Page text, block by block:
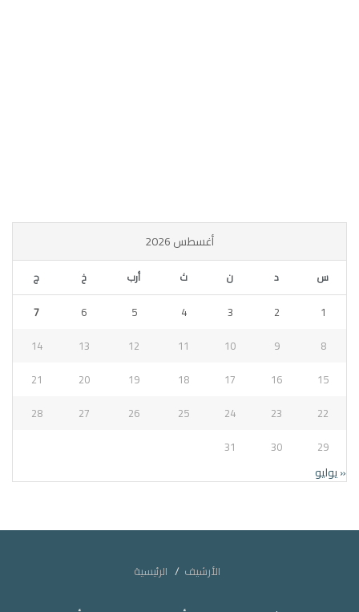
أغسطس 2026
س د ن ث أرب خ ج
1
2
3
4
5
6
7
8
9
10
11
12
13
14
15
16
17
18
19
20
21
22
23
24
25
26
27
28
29
30
31
« يوليو
الأرشيف الرئيسية